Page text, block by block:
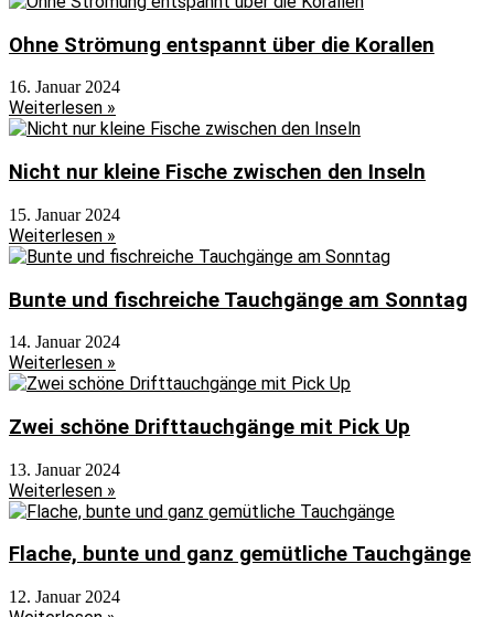
Ohne Strömung entspannt über die Korallen
16. Januar 2024
Weiterlesen »
Nicht nur kleine Fische zwischen den Inseln
15. Januar 2024
Weiterlesen »
Bunte und fischreiche Tauchgänge am Sonntag
14. Januar 2024
Weiterlesen »
Zwei schöne Drifttauchgänge mit Pick Up
13. Januar 2024
Weiterlesen »
Flache, bunte und ganz gemütliche Tauchgänge
12. Januar 2024